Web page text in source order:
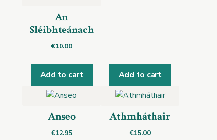
An
Sléibhteánach
€10.00
Add to cart Add to cart
Anseo
€12.95
Athmháthair
€15.00